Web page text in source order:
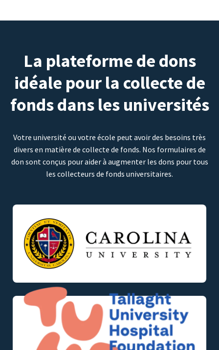
La plateforme de dons
idéale pour la collecte de
fonds dans les universités
Votre université ou votre école peut avoir des besoins très
divers en matière de collecte de fonds. Nos formulaires de
don sont conçus pour aider à augmenter les dons pour tous
les collecteurs de fonds universitaires.